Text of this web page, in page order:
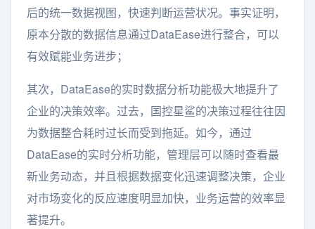
后的统一数据视图，快速判断运营状况。事实证明，
原本分散的数据信息通过DataEase进行整合，可以
有效赋能业务进步；
其次，DataEase的实时数据分析功能极大地提升了
企业的决策效率。过去，国控星鲨的决策过程往往因
为数据整合耗时过长而受到拖延。如今，通过
DataEase的实时分析功能，管理层可以随时查看最
新业务动态，并且根据数据变化迅速调整决策，企业
对市场变化的反应速度明显加快，业务运营的效率显
著提升。